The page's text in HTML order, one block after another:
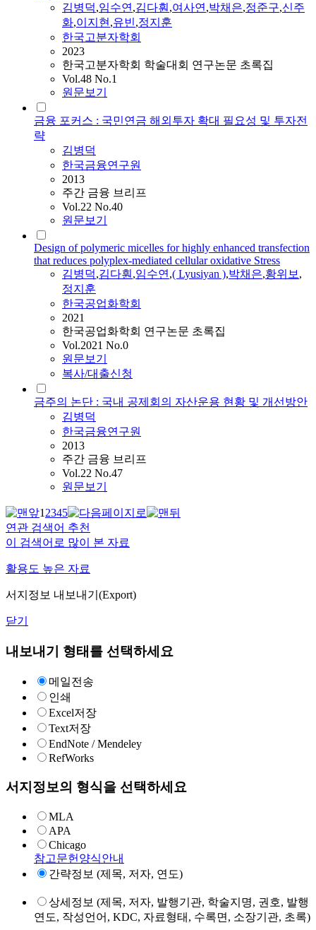
김병덕,임수연,김다훤,여사연,박채은,정준구,신주
화,이지현,유빈,정지훈
한국고분자학회
2023
한국고분자학회 학술대회 연구논문 초록집
Vol.48 No.1
원문보기
금융 포커스 : 국민연금 해외투자 확대 필요성 및 투자전
략
김병덕
한국금융연구원
2013
주간 금융 브리프
Vol.22 No.40
원문보기
Design of polymeric micelles for highly enhanced transfection
that reduces polyplex-mediated cellular oxidative Stress
김병덕,김다훤,임수연,( Lyusiyan ),박채은,황위보,
정지훈
한국공업화학회
2021
한국공업화학회 연구논문 초록집
Vol.2021 No.0
원문보기
복사/대출신청
금주의 논단 : 국내 공제회의 자산운용 현황 및 개선방안
김병덕
한국금융연구원
2013
주간 금융 브리프
Vol.22 No.47
원문보기
12345
연관 검색어 추천
이 검색어로 많이 본 자료
활용도 높은 자료
서지정보 내보내기(Export)
닫기
내보내기 형태를 선택하세요
메일전송
인쇄
Excel저장
Text저장
EndNote / Mendeley
RefWorks
서지정보의 형식을 선택하세요
MLA
APA
Chicago
참고문헌양식안내
간략정보 (제목, 저자, 연도)
상세정보 (제목, 저자, 발행기관, 학술지명, 권호, 발행
연도, 작성언어, KDC, 자료형태, 수록면, 소장기관, 초록)